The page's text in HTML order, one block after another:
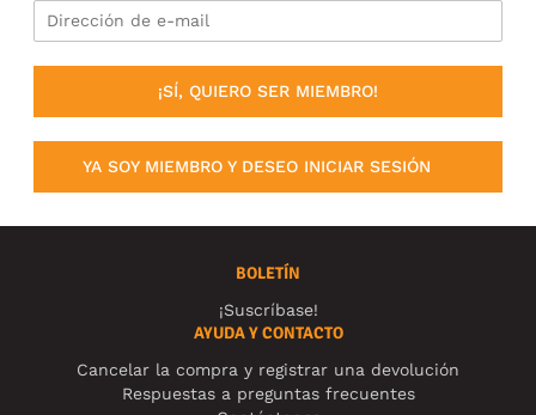
¡SÍ, QUIERO SER MIEMBRO!
YA SOY MIEMBRO Y DESEO INICIAR SESIÓN
BOLETÍN
¡Suscríbase!
AYUDA Y CONTACTO
Cancelar la compra y registrar una devolución
Respuestas a preguntas frecuentes